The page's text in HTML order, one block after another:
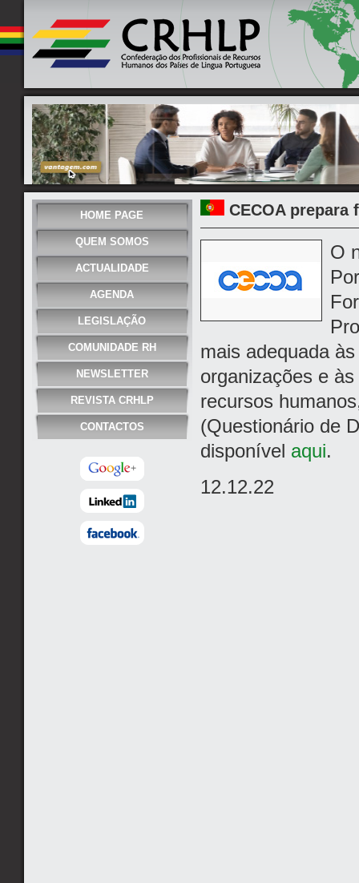
HOME PAGE
QUEM SOMOS
ACTUALIDADE
AGENDA
LEGISLAÇÃO
COMUNIDADE RH
NEWSLETTER
REVISTA CRHLP
CONTACTOS
CECOA prepara
O
mais adequada
organizações e
recursos
(Questionário de
disponível aqui.
12.12.22